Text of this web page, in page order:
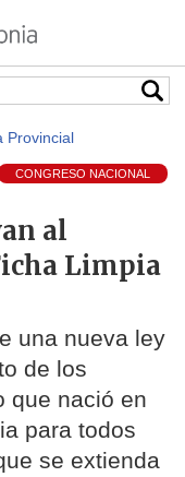
Provincial
CONGRESO NACIONAL
al
Limpia
una nueva ley
de los
que nació en
para todos
se extienda